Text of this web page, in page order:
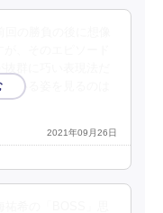
いる姿を見るのは
2021年09月26日